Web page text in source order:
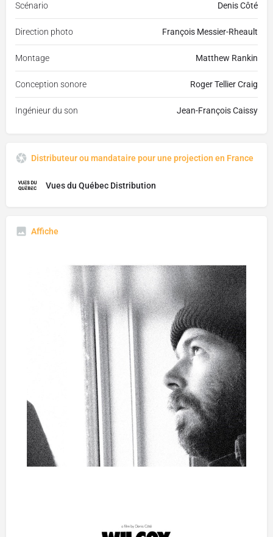
Scénario Denis Côté
Direction photo François Messier-Rheault
Montage Matthew Rankin
Conception sonore Roger Tellier Craig
Ingénieur du son Jean-François Caissy
Distributeur ou mandataire pour une projection en France
Vues du Québec Distribution
Affiche